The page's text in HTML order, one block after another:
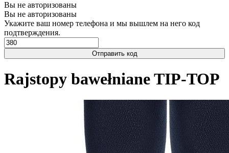
Вы не авторизованы
Вы не авторизованы
Укажите ваш номер телефона и мы вышлем на него код
подтверждения.
Отправить код
Rajstopy bawełniane TIP-TOP